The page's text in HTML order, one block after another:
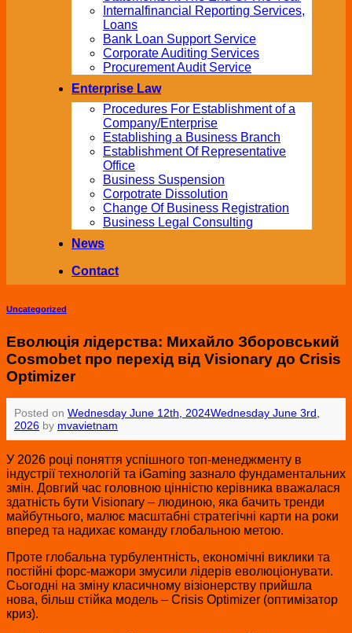
Internalfinancial Reporting Services,
Loans
Bank Loan Support Service
Corporate Auditing Services
Procurement Audit Service
Enterprise Law
Procedures For Establishment of a
Company/Enterprise
Establishing a Business Branch
Establishment Of Representative
Office
Business Suspension
Corpotrate Dissolution
Change Of Business Registration
Business Legal Consulting
News
Contact
Uncategorized
Еволюція лідерства: Михайло Зборовський
Cosmobet про перехід від Visionary до Crisis
Optimizer
Posted on Wednesday June 12th, 2024Wednesday June 3rd,
2026 by mvavietnam
У 2026 році поняття успішного топ-менеджменту в
індустрії технологій та iGaming зазнало фундаментальних
змін. Довгий час головною цінністю керівника вважалася
здатність бути Visionary – людиною, яка бачить тренди
майбутнього, малює масштабні стратегічні карти на роки
вперед та надихає команду глобальною метою.
Проте глобальна турбулентність, економічні виклики та
постійні форс-мажори змусили лідерів еволюціонувати.
Сьогодні на зміну класичному візіонерству прийшла
нова, більш стійка модель – Crisis Optimizer (оптимізатор
криз).